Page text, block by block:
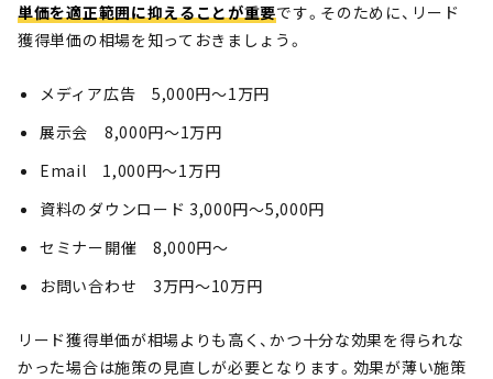
単価を適正範囲に抑えることが重要です。そのために、リード
獲得単価の相場を知っておきましょう。
メディア広告 5,000円〜1万円
展示会 8,000円〜1万円
Email 1,000円〜1万円
資料のダウンロード 3,000円〜5,000円
セミナー開催 8,000円〜
お問い合わせ 3万円〜10万円
リード獲得単価が相場よりも高く、かつ十分な効果を得られな
かった場合は施策の見直しが必要となります。効果が薄い施策